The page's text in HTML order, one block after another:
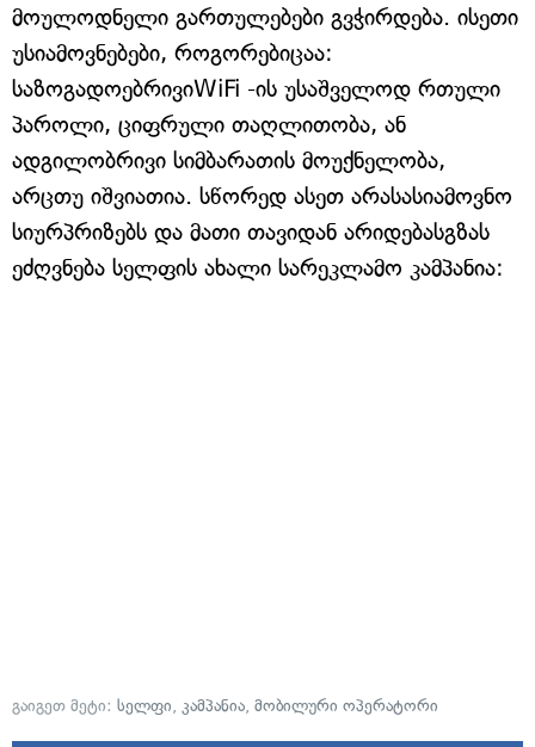
მოულოდნელი გართულებები გვჭირდება. ისეთი
უსიამოვნებები, როგორებიცაა:
საზოგადოებრივიWiFi -ის უსაშველოდ რთული
პაროლი, ციფრული თაღლითობა, ან
ადგილობრივი სიმბარათის მოუქნელობა,
არცთუ იშვიათია. სწორედ ასეთ არასასიამოვნო
სიურპრიზებს და მათი თავიდან არიდებასგზას
ეძღვნება სელფის ახალი სარეკლამო კამპანია:
გაიგეთ მეტი: სელფი, კამპანია, მობილური ოპერატორი